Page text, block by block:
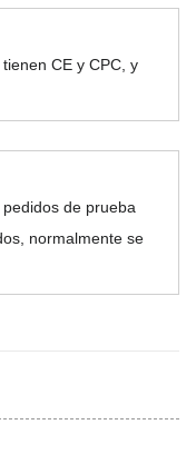
CE y CPC, y
de prueba
normalmente se